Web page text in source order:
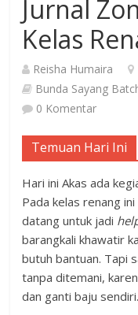
Jurnal
Kelas
Reisha Humaira
Bunda Sayang
0 Komentar
Temuan Hari Ini
Hari ini Akas ada
Pada kelas renang
datang untuk jadi
barangkali khawatir
butuh bantuan. Tapi
tanpa ditemani,
dan ganti baju sendiri.